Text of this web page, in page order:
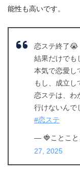
能性も高いです。
恋ステ終了😭
結果だけでも
本気で恋愛し
もし、成立し
恋ステは、わ
行けないんで
#恋ステ
— 🍓ことこと
27, 2025